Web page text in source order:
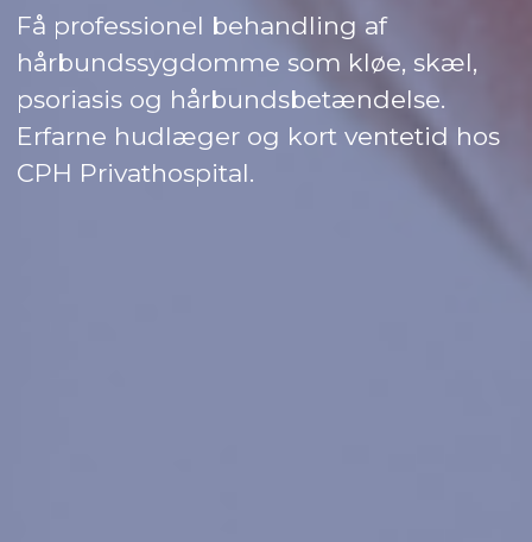
Få professionel behandling af
hårbundssygdomme som kløe, skæl,
psoriasis og hårbundsbetændelse.
Erfarne hudlæger og kort ventetid hos
CPH Privathospital.